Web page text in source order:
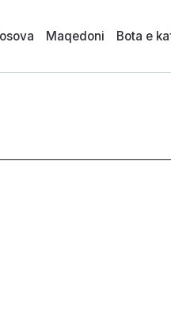
Maqedoni Bota e